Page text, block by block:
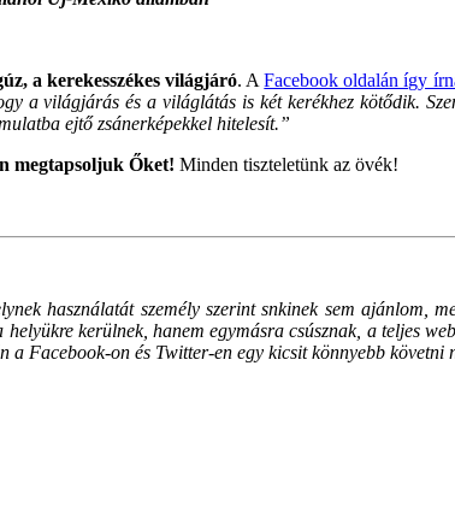
a kerekesszékes világjáró. AFacebook oldalán így
a világjárás és a világlátás is két kerékhez kötődik.
ejtő zsánerképekkel hitelesít.”
megtapsoljuk Őket! Minden tiszteletünk az övék!
használatát személy szerint snkinek sem ajánlom,
kerülnek, hanem egymásra csúsznak, a teljes
Facebook-on és Twitter-en egy kicsit könnyebb